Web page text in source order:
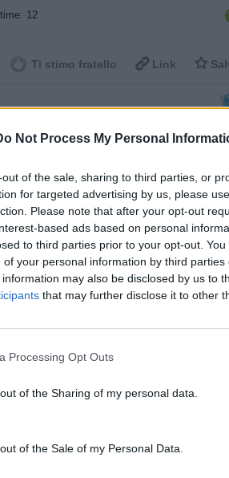
Not Process My Personal
of the sale, sharing to third parties, or
for targeted advertising by us, please
Please note that after your opt-out
based ads based on personal
to third parties prior to your opt-out.
your personal information by third parties
may also be disclosed by us to
that may further disclose it to other
Processing Opt Outs
of the Sharing of my personal data.
of the Sale of my Personal Data.
12
Ti stimo fratello  Link 
Inghilterra·
1
2024 alle ore 07:42